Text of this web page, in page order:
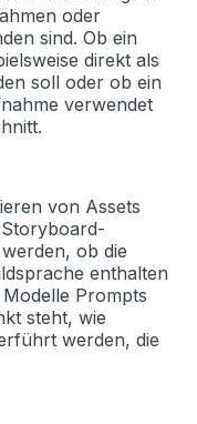
oder
sind. Ob ein
direkt als
soll oder ob ein
verwendet
von Assets
ob die
enthalten
Prompts
steht, wie
werden, die